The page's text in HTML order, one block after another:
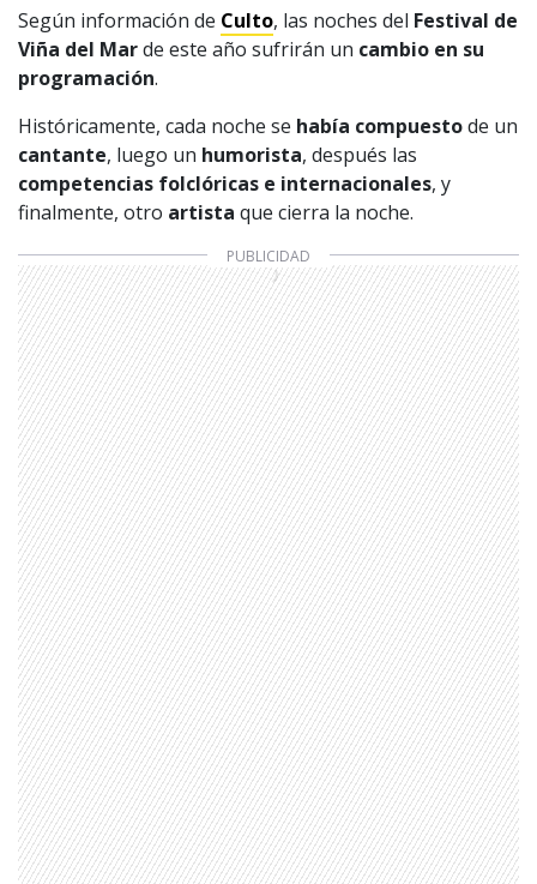
Según información de Culto, las noches del Festival de
Viña del Marde este año sufrirán un cambio en su
programación.
Históricamente, cada noche se había compuestode un
cantante, luego un humorista, después las
competencias folclóricas e internacionales, y
finalmente, otro artista que cierra la noche.